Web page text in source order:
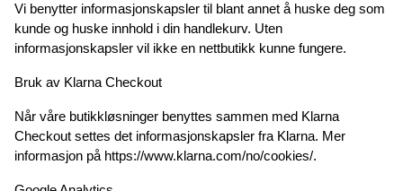
Vi benytter informasjonskapsler til blant annet å huske deg som
kunde og huske innhold i din handlekurv. Uten
informasjonskapsler vil ikke en nettbutikk kunne fungere.
Bruk av Klarna Checkout
Når våre butikkløsninger benyttes sammen med Klarna
Checkout settes det informasjonskapsler fra Klarna. Mer
informasjon på https://www.klarna.com/no/cookies/.